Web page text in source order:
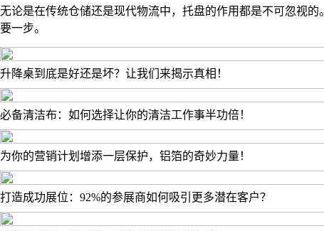
无论是在传统仓储还是现代物流中，托盘的作用都是不可忽视
要一步。
升降桌到底是好还是坏？让我们来揭示真相！
必备清洁布：如何选择让你的清洁工作事半功倍！
为你的营销计划增添一层保护，铝箔的奇妙力量！
打造成功展位：92%的参展商如何吸引更多潜在客户？